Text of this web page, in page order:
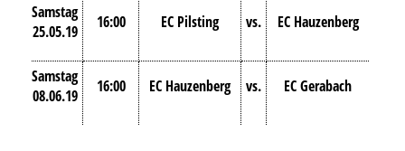
Samstag
25.05.19
16:00 EC Pilsting vs. EC Hauzenberg
Samstag
08.06.19
16:00 EC Hauzenberg vs. EC Gerabach